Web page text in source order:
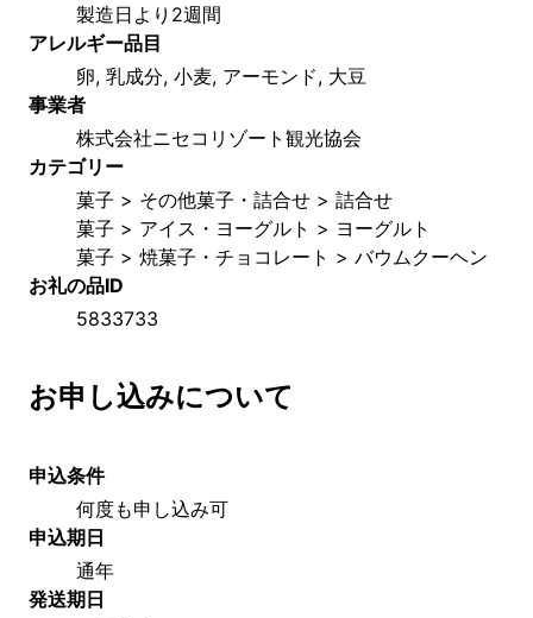
製造日より2週間
アレルギー品目
卵, 乳成分, 小麦, アーモンド, 大豆
事業者
株式会社ニセコリゾート観光協会
カテゴリー
菓子 > その他菓子・詰合せ > 詰合せ
菓子 > アイス・ヨーグルト > ヨーグルト
菓子 > 焼菓子・チョコレート > バウムクーヘン
お礼の品ID
5833733
お申し込みについて
申込条件
何度も申し込み可
申込期日
通年
発送期日